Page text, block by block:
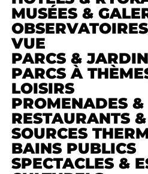
MUSÉES &
VUE
PARCS &
PARCS À
LOISIRS
PROMENADES &
RESTAURANTS
SOURCES
BAINS PUBLICS
SPECTACLES &